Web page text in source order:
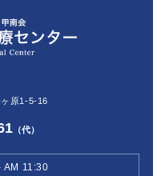
原1-5-16
（代）
AM 11:30